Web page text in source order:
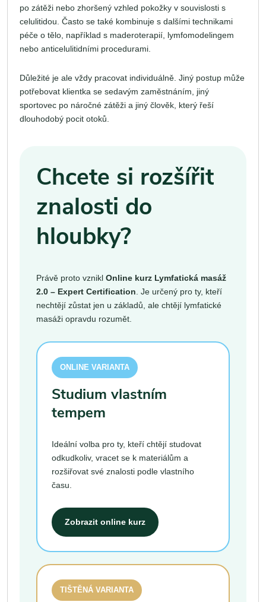
po zátěži nebo zhoršený vzhled pokožky v souvislosti s
celulitidou. Často se také kombinuje s dalšími technikami
péče o tělo, například s maderoterapií, lymfomodelingem
nebo anticelulitidními procedurami.
Důležité je ale vždy pracovat individuálně. Jiný postup může
potřebovat klientka se sedavým zaměstnáním, jiný
sportovec po náročné zátěži a jiný člověk, který řeší
dlouhodobý pocit otoků.
Chcete si rozšířit
znalosti do
hloubky?
Právě proto vznikl Online kurz Lymfatická masáž
2.0 – Expert Certification . Je určený pro ty, kteří
nechtějí zůstat jen u základů, ale chtějí lymfatické
masáži opravdu rozumět.
ONLINE VARIANTA
Studium vlastním
tempem
Ideální volba pro ty, kteří chtějí studovat
odkudkoliv, vracet se k materiálům a
rozšiřovat své znalosti podle vlastního
času.
Zobrazit online kurz
TIŠTĚNÁ VARIANTA